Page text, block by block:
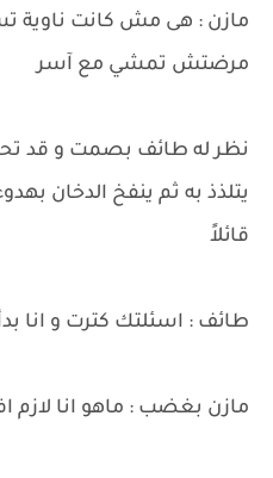
مازن : هى مش كانت ناوية
مرضتش تمشي مع آسر
نظر له طائف بصمت و قد
يتلذذ به ثم ينفخ الدخان
قائلاً
طائف : اسئلتك كترت و انا
مازن بغضب : ماهو انا لازم